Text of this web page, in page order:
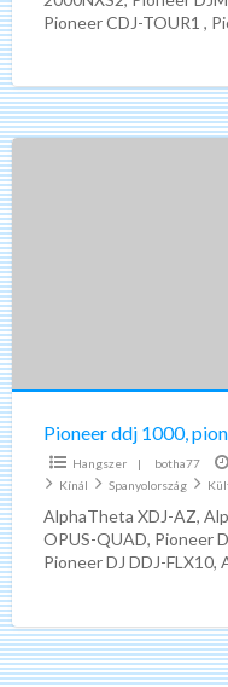
Pioneer CDJ-TOUR1 ,
Pioneer
ddj
1000,
pioneer
ddj
1000srt
dj
controller
,
pioneer
cdj-
3000
Hangszer | botha77
Kínál
Spanyolország
AlphaTheta XDJ-AZ,
OPUS-QUAD, Pioneer
Pioneer DJ DDJ-